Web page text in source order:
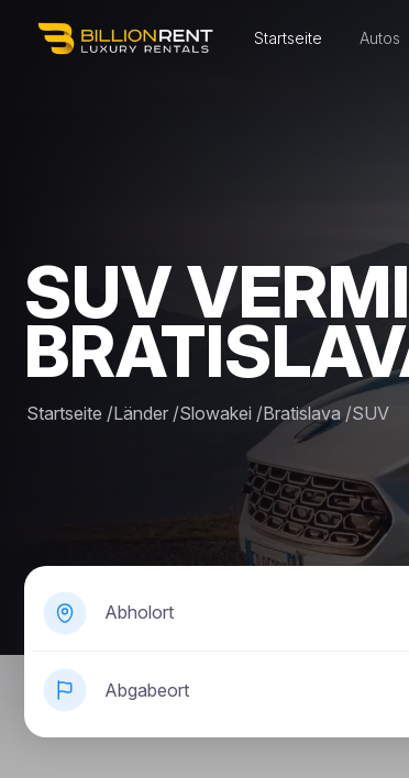
Startseite Autos
SUV
Startseite /Länder /Slowakei /Bratislava /SUV
Abholort
Abgabeort